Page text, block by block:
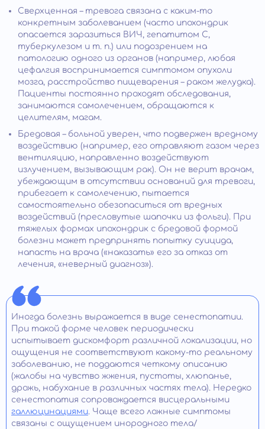
Сверхценная – тревога связана с каким-то
конкретным заболеванием (часто ипохондрик
опасается заразиться ВИЧ, гепатитом C,
туберкулезом и т. п.) или подозрением на
патологию одного из органов (например, любая
цефалгия воспринимается симптомом опухоли
мозга, расстройство пищеварения – раком желудка).
Пациенты постоянно проходят обследования,
занимаются самолечением, обращаются к
целителям, магам.
Бредовая – больной уверен, что подвержен вредному
воздействию (например, его отравляют газом через
вентиляцию, направленно воздействуют
излучением, вызывающим рак). Он не верит врачам,
убеждающим в отсутствии оснований для тревоги,
прибегает к самолечению, пытается
самостоятельно обезопаситься от вредных
воздействий (пресловутые шапочки из фольги). При
тяжелых формах ипохондрик с бредовой формой
болезни может предпринять попытку суицида,
напасть на врача («наказать» его за отказ от
лечения, «неверный диагноз»).
Иногда болезнь выражается в виде сенестопатии.
При такой форме человек периодически
испытывает дискомфорт различной локализации, но
ощущения не соответствуют какому-то реальному
заболеванию, не поддаются четкому описанию
(жалобы на чувство жжения, пустоты, хлюпанье,
дрожь, набухание в различных частях тела). Нередко
сенестопатия сопровождается висцеральными
галлюцинациями. Чаще всего ложные симптомы
связаны с ощущением инородного тела/